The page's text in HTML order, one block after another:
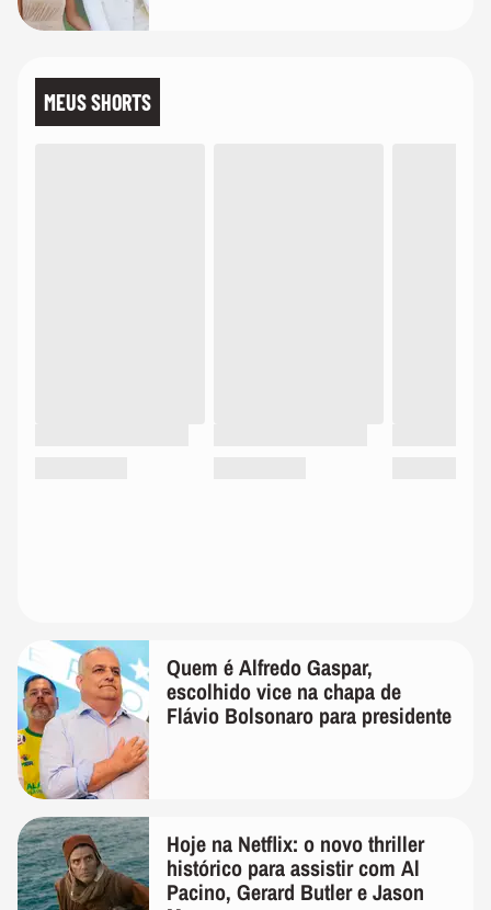
MEUS SHORTS
Quem é Alfredo Gaspar,
escolhido vice na chapa de
Flávio Bolsonaro para presidente
Hoje na Netflix: o novo thriller
histórico para assistir com Al
Pacino, Gerard Butler e Jason